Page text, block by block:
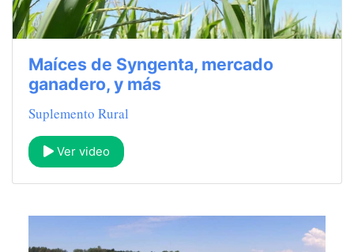
Maíces de Syngenta, mercado
ganadero, y más
Suplemento Rural
Ver video